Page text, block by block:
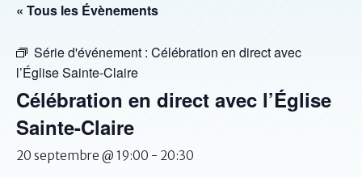
« Tous les Évènements
Série d'événement : Célébration en direct avec
l’Église Sainte-Claire
Célébration en direct avec l’Église
Sainte-Claire
20 septembre @ 19:00 - 20:30